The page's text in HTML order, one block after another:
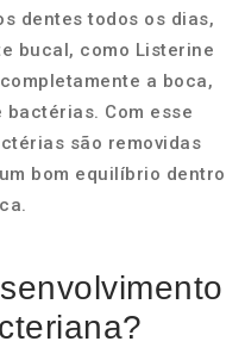
dentes todos os dias,
bucal, como Listerine
a boca,
bactérias. Com esse
são removidas
bom equilíbrio dentro